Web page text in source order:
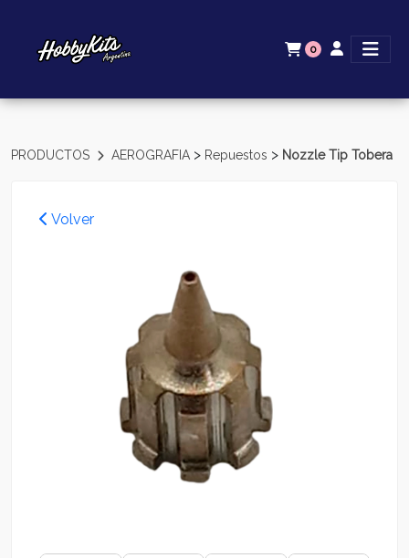
0
PRODUCTOS AEROGRAFIA > Repuestos > Nozzle Tip Tobera
Volver